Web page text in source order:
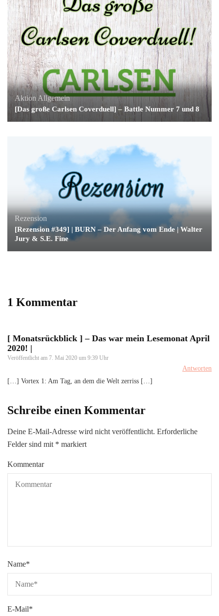
Aktion Allgemein
[Das große Carlsen Coverduell] – Battle Nummer 7 und 8
Rezension
[Rezension #349] | BURN – Der Anfang vom Ende | Walter
Jury & S.E. Fine
1 Kommentar
[ Monatsrückblick ] – Das war mein Lesemonat April
2020! |
Veröffentlicht am 7. Mai 2020 um 9:39 Uhr
Antworten
[…] Vortex 1: Am Tag, an dem die Welt zerriss […]
Schreibe einen Kommentar
Deine E-Mail-Adresse wird nicht veröffentlicht. Erforderliche
Felder sind mit * markiert
Kommentar
Name*
E-Mail*